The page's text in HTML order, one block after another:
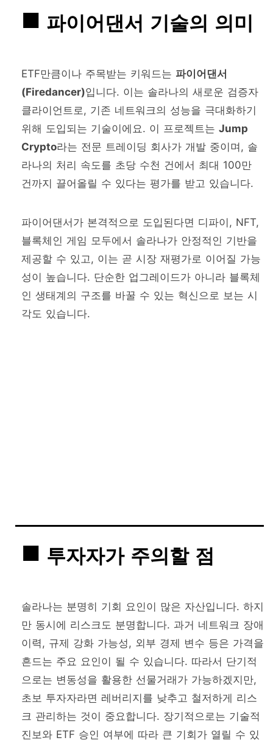
파이어댄서 기술의 의미
ETF만큼이나 주목받는 키워드는 파이어댄서
(Firedancer)입니다. 이는 솔라나의 새로운 검증자
클라이언트로, 기존 네트워크의 성능을 극대화하기
위해 도입되는 기술이에요. 이 프로젝트는 Jump
Crypto라는 전문 트레이딩 회사가 개발 중이며, 솔
라나의 처리 속도를 초당 수천 건에서 최대 100만
건까지 끌어올릴 수 있다는 평가를 받고 있습니다.
파이어댄서가 본격적으로 도입된다면 디파이, NFT,
블록체인 게임 모두에서 솔라나가 안정적인 기반을
제공할 수 있고, 이는 곧 시장 재평가로 이어질 가능
성이 높습니다. 단순한 업그레이드가 아니라 블록체
인 생태계의 구조를 바꿀 수 있는 혁신으로 보는 시
각도 있습니다.
투자자가 주의할 점
솔라나는 분명히 기회 요인이 많은 자산입니다. 하지
만 동시에 리스크도 분명합니다. 과거 네트워크 장애
이력, 규제 강화 가능성, 외부 경제 변수 등은 가격을
흔드는 주요 요인이 될 수 있습니다. 따라서 단기적
으로는 변동성을 활용한 선물거래가 가능하겠지만,
초보 투자자라면 레버리지를 낮추고 철저하게 리스
크 관리하는 것이 중요합니다. 장기적으로는 기술적
진보와 ETF 승인 여부에 따라 큰 기회가 열릴 수 있